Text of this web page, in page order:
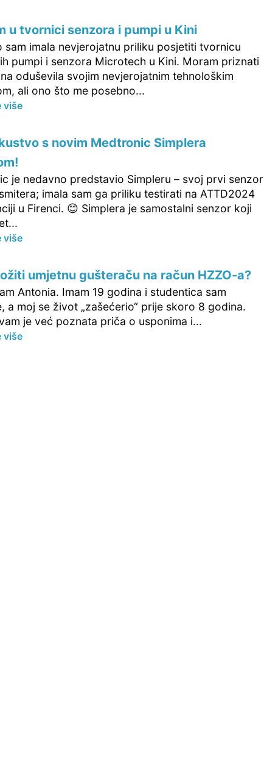
u tvornici senzora i pumpi u Kini
sam imala nevjerojatnu priliku posjetiti tvornicu
pumpi i senzora Microtech u Kini. Moram priznati
oduševila svojim nevjerojatnim tehnološkim
ali ono što me posebno...
više
s novim Medtronic Simplera
je nedavno predstavio Simpleru – svoj prvi senzor
imala sam ga priliku testirati na ATTD2024
u Firenci. 😊 Simplera je samostalni senzor koji
više
umjetnu gušteraču na račun HZZO-a?
Antonia. Imam 19 godina i studentica sam
a moj se život „zašećerio“ prije skoro 8 godina.
je već poznata priča o usponima i...
više